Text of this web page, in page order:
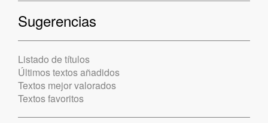
Sugerencias
Listado de títulos
Últimos textos añadidos
Textos mejor valorados
Textos favoritos